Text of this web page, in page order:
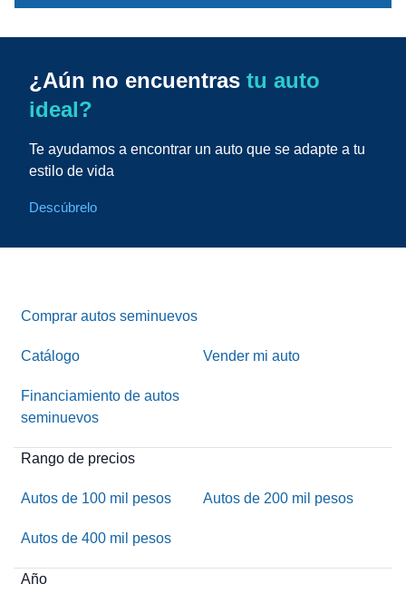
¿Aún no encuentras tu auto
ideal?
Te ayudamos a encontrar un auto que se adapte a tu
estilo de vida
Descúbrelo
Comprar autos seminuevos
Catálogo Vender mi auto
Financiamiento de autos
seminuevos
Rango de precios
Autos de 100 mil pesos Autos de 200 mil pesos
Autos de 400 mil pesos
Año